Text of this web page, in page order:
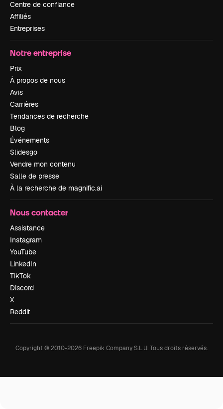
Centre de confiance
Affiliés
Entreprises
Notre entreprise
Prix
À propos de nous
Avis
Carrières
Tendances de recherche
Blog
Événements
Slidesgo
Vendre mon contenu
Salle de presse
À la recherche de magnific.ai
Nous contacter
Assistance
Instagram
YouTube
LinkedIn
TikTok
Discord
X
Reddit
Copyright © 2010-2026 Freepik Company S.L.U.Tous droits réservés.